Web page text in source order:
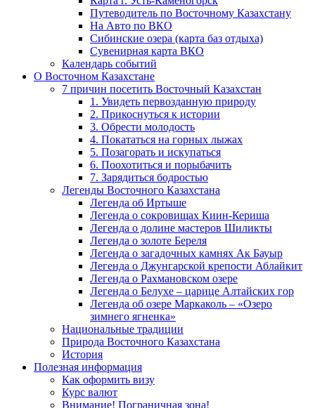
Путеводитель по Восточному Казахстану
На Авто по ВКО
Сибинские озера (карта баз отдыха)
Сувенирная карта ВКО
Календарь событий
О Восточном Казахстане
7 причин посетить Восточный Казахстан
1. Увидеть первозданную природу
2. Прикоснуться к истории
3. Обрести молодость
4. Покататься на горных лыжах
5. Позагорать и искупаться
6. Поохотиться и порыбачить
7. Зарядиться бодростью
Легенды Восточного Казахстана
Легенда об Иртыше
Легенда о сокровищах Киин-Кериша
Легенда о долине мастеров Шиликты
Легенда о золоте Береля
Легенда о загадочных камнях Ак Бауыр
Легенда о Джунгарской крепости Аблайкит
Легенда о Рахмановском озере
Легенда о Белухе – царице Алтайских гор
Легенда об озере Маркаколь – «Озеро
зимнего ягненка»
Национальные традиции
Природа Восточного Казахстана
История
Полезная информация
Как оформить визу
Курс валют
Внимание! Пограничная зона!